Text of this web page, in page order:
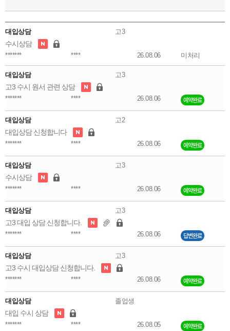
대입상담 고3
수시상담
******* **** 26.08.06 미처리
대입상담 고3
고3 수시 원서 관련 상담
******* **** 26.08.06 예약완료
대입상담 고2
대입상담 신청합니다
******* **** 26.08.06 예약완료
대입상담 고3
수시상담
******* **** 26.08.06 예약완료
대입상담 고3
고3 대입 상담 신청합니다.
******* **** 26.08.06 답변완료
대입상담 고3
고3 수시 대입상담 신청합니다.
******* **** 26.08.06 예약완료
대입상담 졸업생
대입 수시 상담
******* **** 26.08.05 예약완료